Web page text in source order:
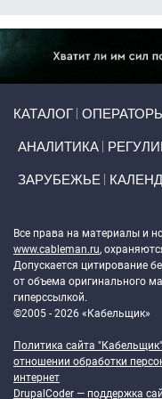
КАТАЛОГ
АНАЛИТИКА
ЗАРУБЕЖЬЕ
Все права на материалы и
www.cableman.ru,
Допускается цитирование
от объема оригинального
гиперссылкой.
©2005 - 2026 «Кабельщик»
Политика сайта
отношении обработки
интернет
DrupalCoder — поддержка